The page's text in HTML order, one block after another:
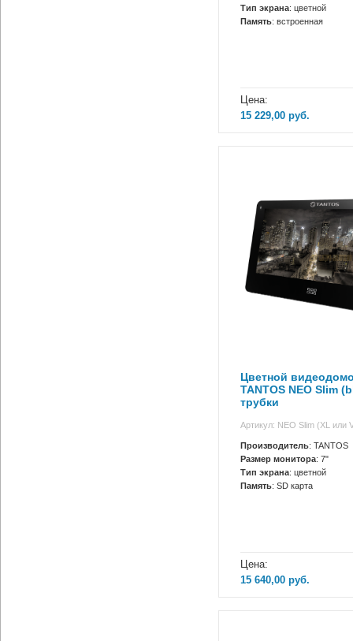
Тип экрана: цветной
Память: встроенная
Цена:
15 229,00 руб.
Цветной
TANTOS NEO Slim
трубки
Артикул: NEO Slim (XL или
Производитель: TANTOS
Размер монитора: 7"
Тип экрана: цветной
Память: SD карта
Цена:
15 640,00 руб.